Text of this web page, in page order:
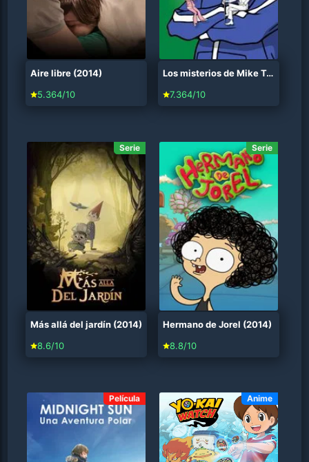
Aire libre (2014)
5.364/10
Los misterios de Mike Tyson (2014)
7.364/10
Serie
Más allá del jardín (2014)
8.6/10
Serie
Hermano de Jorel (2014)
8.8/10
Película Anime